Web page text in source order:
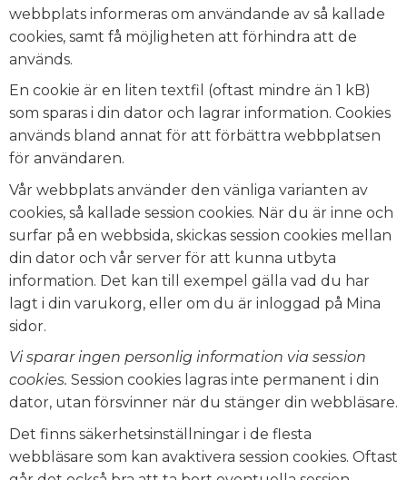
webbplats informeras om användande av så kallade
cookies, samt få möjligheten att förhindra att de
används.
En cookie är en liten textfil (oftast mindre än 1 kB)
som sparas i din dator och lagrar information. Cookies
används bland annat för att förbättra webbplatsen
för användaren.
Vår webbplats använder den vänliga varianten av
cookies, så kallade session cookies. När du är inne och
surfar på en webbsida, skickas session cookies mellan
din dator och vår server för att kunna utbyta
information. Det kan till exempel gälla vad du har
lagt i din varukorg, eller om du är inloggad på Mina
sidor.
Vi sparar ingen personlig information via session
cookies. Session cookies lagras inte permanent i din
dator, utan försvinner när du stänger din webbläsare.
Det finns säkerhetsinställningar i de flesta
webbläsare som kan avaktivera session cookies. Oftast